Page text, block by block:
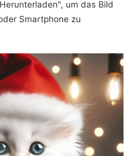
um das Bild
Smartphone zu